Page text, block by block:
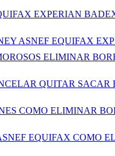
EXPERIAN
ASNEF EQUIFAX
ELIMINAR
QUITAR
COMO ELIMINAR
EQUIFAX COMO